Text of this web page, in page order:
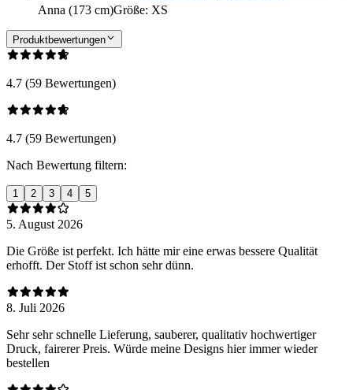
Anna (173 cm)Größe: XS
Produktbewertungen
4.7 (59 Bewertungen)
4.7 (59 Bewertungen)
Nach Bewertung filtern:
1 2 3 4 5
5. August 2026
Die Größe ist perfekt. Ich hätte mir eine erwas bessere Qualität
erhofft. Der Stoff ist schon sehr dünn.
8. Juli 2026
Sehr sehr schnelle Lieferung, sauberer, qualitativ hochwertiger
Druck, fairerer Preis. Würde meine Designs hier immer wieder
bestellen